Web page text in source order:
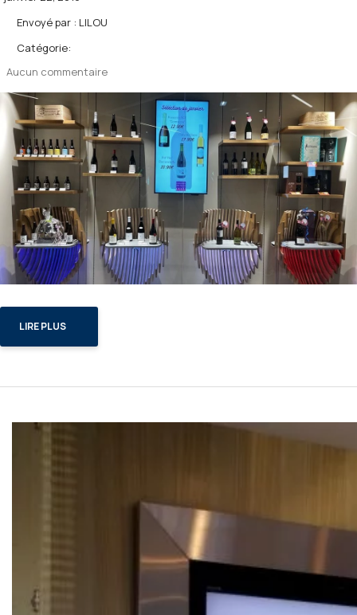
Envoyé par : LILOU
Catégorie:
Aucun commentaire
LIRE PLUS